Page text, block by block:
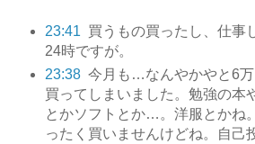
23:41 買うもの買ったし、仕事
24時ですが。
23:38 今月も…なんやかやと6
買ってしまいました。勉強の本
とかソフトとか…。洋服とかね
ったく買いませんけどね。自己